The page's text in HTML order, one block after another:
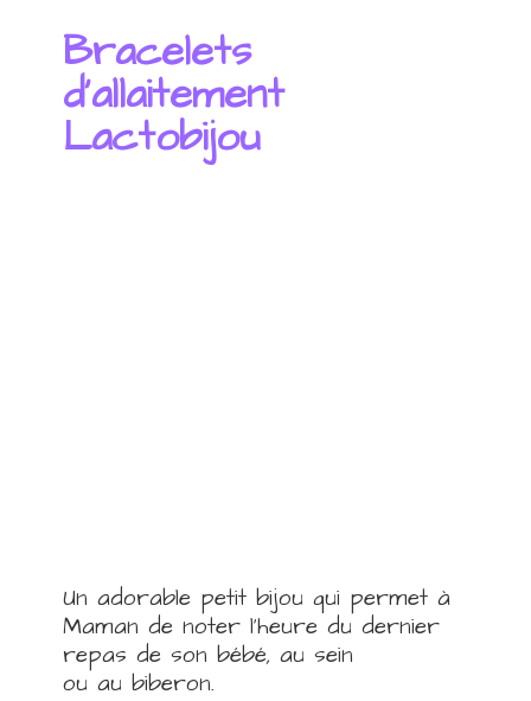
Bracelets
d'allaitement
Lactobijou
Un adorable petit bijou qui permet à
Maman de noter l'heure du dernier
repas de son bébé, au sein
ou au biberon.